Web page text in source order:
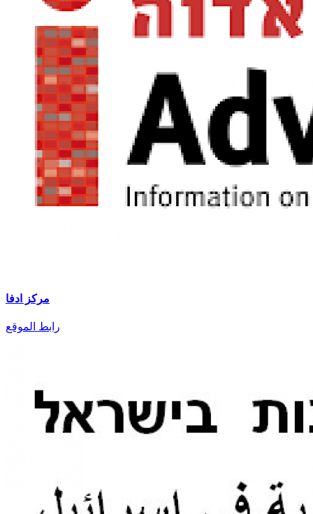
مركز ادفا
رابط الموقع